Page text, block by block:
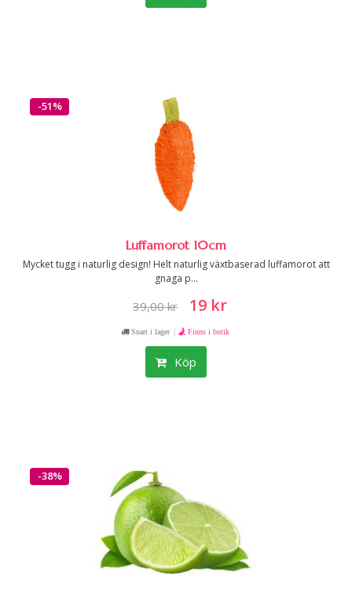
-51%
Luffamorot 10cm
Mycket tugg i naturlig design! Helt naturlig växtbaserad luffamorot att
gnaga p...
39,00 kr 19 kr
Snart i lager | Finns i butik
Köp
-38%